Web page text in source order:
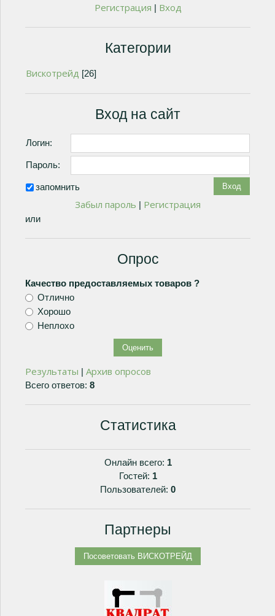
Регистрация | Вход
Категории
Вискотрейд [26]
Вход на сайт
Логин:
Пароль:
запомнить
Забыл пароль | Регистрация
или
Опрос
Качество предоставляемых товаров ?
Отлично
Хорошо
Неплохо
Результаты | Архив опросов
Всего ответов: 8
Статистика
Онлайн всего: 1
Гостей: 1
Пользователей: 0
Партнеры